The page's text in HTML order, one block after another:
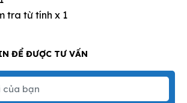
tra từ tính x 1
ĐỂ ĐƯỢC TƯ VẤN